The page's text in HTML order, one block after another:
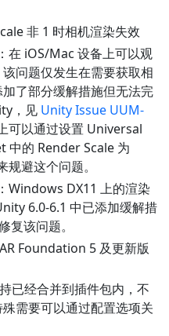
非 1 时相机渲染失效
在 iOS/Mac 设备上可以观
问题仅发生在需要获取相
了部分缓解措施但无法完
，见 Unity Issue UUM-
可以通过设置 Universal
中的 Render Scale 为
避这个问题。
Windows DX11 上的渲染
6.0-6.1 中已添加缓解措
复该问题。
Foundation 5 及更新版
已经合并到插件包内，不
需要可以通过配置选项关